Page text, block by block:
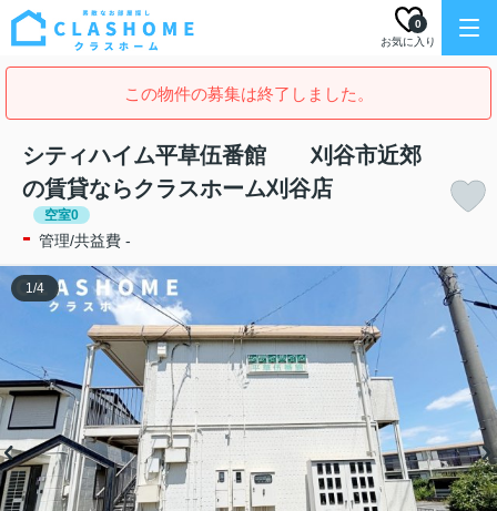
お気に入り
0
この物件の募集は終了しました。
シティハイム平草伍番館 刈谷市近郊
の賃貸ならクラスホーム刈谷店
空室0
- 管理/共益費 -
1/4